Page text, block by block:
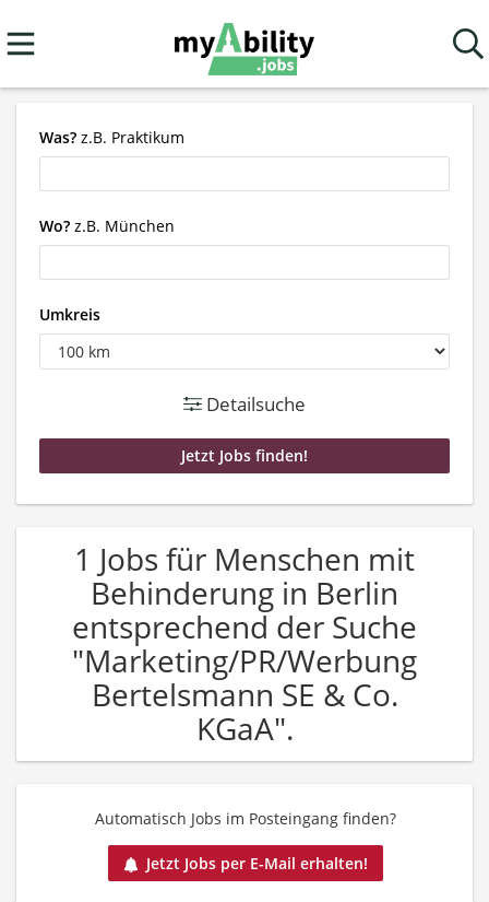
Was? z.B. Praktikum
Wo? z.B. München
Umkreis
Detailsuche
1 Jobs für Menschen mit
Behinderung in Berlin
entsprechend der Suche
"Marketing/PR/Werbung
Bertelsmann SE & Co.
KGaA".
Automatisch Jobs im Posteingang finden?
Jetzt Jobs per E-Mail erhalten!